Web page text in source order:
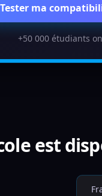
Tester ma
+50 000 étudiants
est